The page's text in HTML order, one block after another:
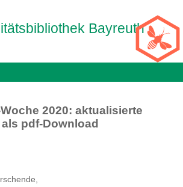
Bayreuth
2020: aktualisierte
pdf-Download